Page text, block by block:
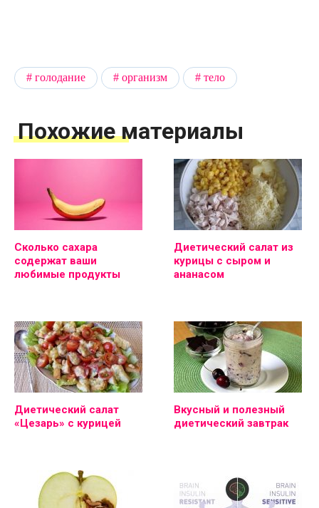
голодание организм тело
Похожие материалы
Сколько сахара
содержат ваши
любимые продукты
Диетический салат из
курицы с сыром и
ананасом
Диетический салат
«Цезарь» с курицей
Вкусный и полезный
диетический завтрак